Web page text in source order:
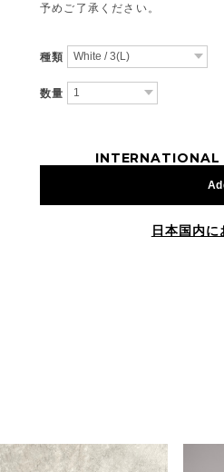
予めご了承ください。
種類
数量
INTERNATIONAL
日本国内に